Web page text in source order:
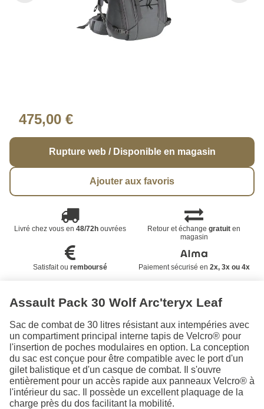
475,00 €
Rupture web / Disponible en magasin
Ajouter aux favoris
Livré chez vous en 48/72houvrées Retour et échangegratuit en
magasin
Satisfait ou remboursé Paiement sécurisé en 2x, 3x ou 4x
Assault Pack 30 Wolf Arc'teryx Leaf
Sac de combat de 30 litres résistant aux intempéries avec
un compartiment principal interne tapis de Velcro® pour
l'insertion de poches modulaires en option. La conception
du sac est conçue pour être compatible avec le port d'un
gilet balistique et d'un casque de combat. Il s'ouvre
entièrement pour un accès rapide aux panneaux Velcro® à
l'intérieur du sac. Il possède un excellent plaquage de la
charge près du dos facilitant la mobilité.